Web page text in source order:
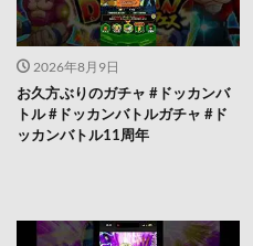
2026年8月9日
お久方ぶりのガチャ #ドッカンバ
トル #ドッカンバトルガチャ #ド
ッカンバトル11周年